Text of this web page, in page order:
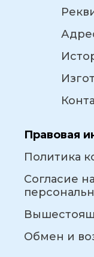
Правовая
Политика
Согласие
Обмен и